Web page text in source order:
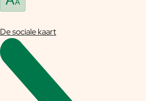
De sociale kaart